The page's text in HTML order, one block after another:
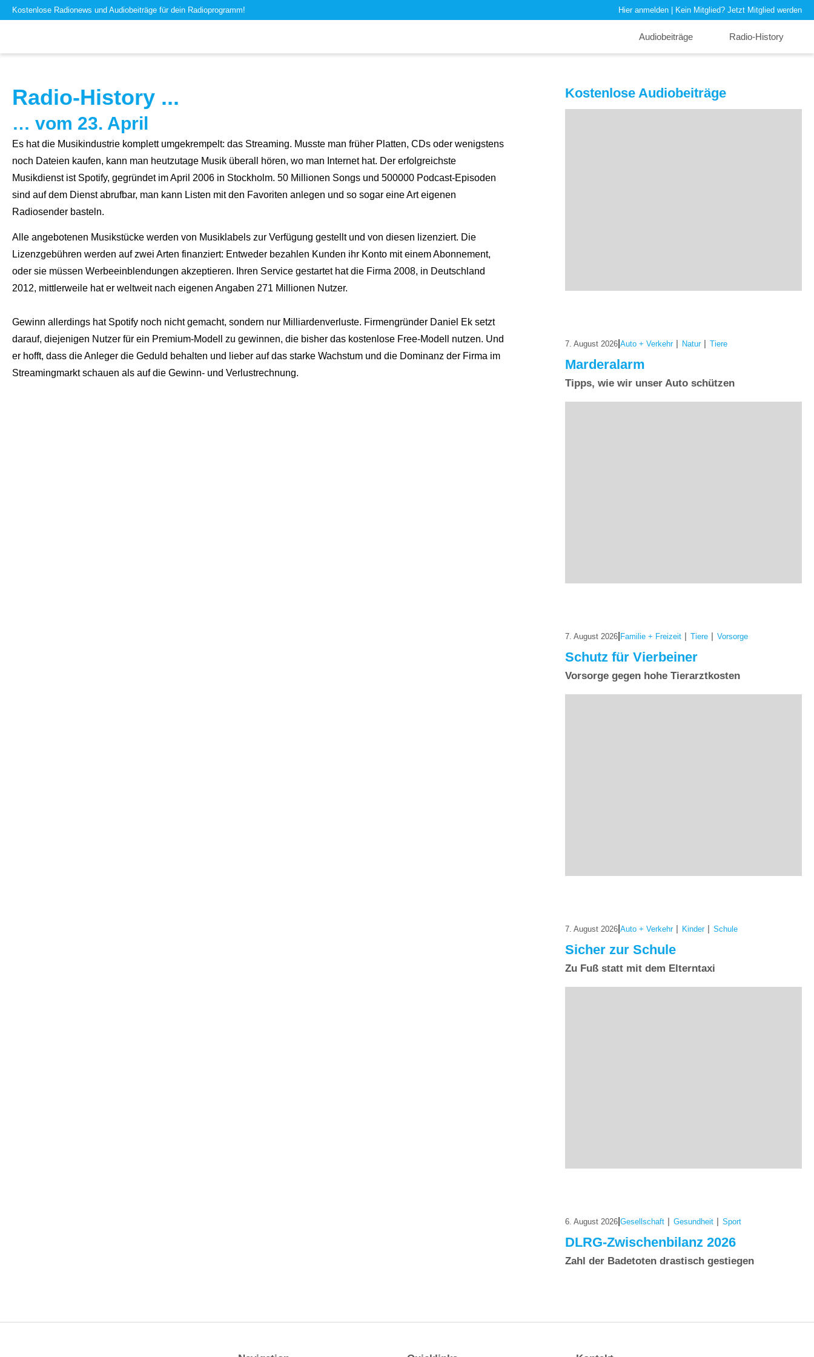
Kostenlose Radionews und Audiobeiträge für dein Radioprogramm! Hier anmelden | Kein Mitglied? Jetzt Mitglied werden
Audiobeiträge Radio-History
Radio-History ...
… vom 23. April
Es hat die Musikindustrie komplett umgekrempelt: das Streaming. Musste man früher Platten, CDs oder wenigstens
noch Dateien kaufen, kann man heutzutage Musik überall hören, wo man Internet hat. Der erfolgreichste
Musikdienst ist Spotify, gegründet im April 2006 in Stockholm. 50 Millionen Songs und 500000 Podcast-Episoden
sind auf dem Dienst abrufbar, man kann Listen mit den Favoriten anlegen und so sogar eine Art eigenen
Radiosender basteln.
Alle angebotenen Musikstücke werden von Musiklabels zur Verfügung gestellt und von diesen lizenziert. Die
Lizenzgebühren werden auf zwei Arten finanziert: Entweder bezahlen Kunden ihr Konto mit einem Abonnement,
oder sie müssen Werbeeinblendungen akzeptieren. Ihren Service gestartet hat die Firma 2008, in Deutschland
2012, mittlerweile hat er weltweit nach eigenen Angaben 271 Millionen Nutzer.
Gewinn allerdings hat Spotify noch nicht gemacht, sondern nur Milliardenverluste. Firmengründer Daniel Ek setzt
darauf, diejenigen Nutzer für ein Premium-Modell zu gewinnen, die bisher das kostenlose Free-Modell nutzen. Und
er hofft, dass die Anleger die Geduld behalten und lieber auf das starke Wachstum und die Dominanz der Firma im
Streamingmarkt schauen als auf die Gewinn- und Verlustrechnung.
Kostenlose Audiobeiträge
7. August 2026| Auto + Verkehr | Natur | Tiere
Marderalarm
Tipps, wie wir unser Auto schützen
7. August 2026| Familie + Freizeit | Tiere | Vorsorge
Schutz für Vierbeiner
Vorsorge gegen hohe Tierarztkosten
7. August 2026| Auto + Verkehr | Kinder | Schule
Sicher zur Schule
Zu Fuß statt mit dem Elterntaxi
6. August 2026| Gesellschaft | Gesundheit | Sport
DLRG-Zwischenbilanz 2026
Zahl der Badetoten drastisch gestiegen